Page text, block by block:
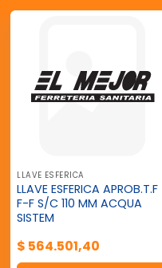
LLAVE ESFERICA
LLAVE ESFERICA APROB.T.F
F-F S/C 110 MM ACQUA
SISTEM
$ 564.501,40